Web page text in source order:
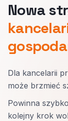
Nowa
Dla kancelarii
może brzmieć
Powinna
kolejny krok